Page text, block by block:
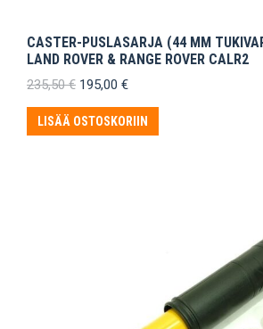
CASTER-PUSLASARJA (44 MM
LAND ROVER & RANGE ROVER CALR2
235,50€ Alkuperäinen
oli:
235,50 €.
195,00 €Nykyinen
on:
195,00 €.
LISÄÄ OSTOSKORIIN